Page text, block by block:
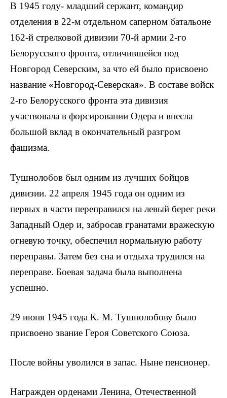
В 1945 году- младший сержант, командир
отделения в 22-м отдельном саперном батальоне
162-й стрелковой дивизии 70-й армии 2-го
Белорусского фронта, отличившейся под
Новгород Северским, за что ей было присвоено
название «Новгород-Северская». В составе войск
2-го Белорусского фронта эта дивизия
участвовала в форсировании Одера и внесла
большой вклад в окончательный разгром
фашизма.
Тушнолобов был одним из лучших бойцов
дивизии. 22 апреля 1945 года он одним из
первых в части переправился на левый берег реки
Западный Одер и, забросав гранатами вражескую
огне­вую точку, обеспечил нормальную работу
переправы. Затем без сна и отдыха трудился на
переправе. Боевая задача была выпол­нена
успешно.
29 июня 1945 года К. М. Тушнолобову было
присвоено звание Героя Советского Союза.
После войны уволился в запас. Ныне пенсионер.
Награжден орденами Ленина, Отечественной